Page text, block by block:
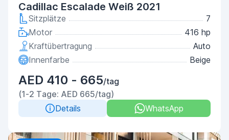
Cadillac Escalade Weiß 2021
Sitzplätze
7
Motor
416 hp
Kraftübertragung
Auto
Innenfarbe
Beige
AED 410 - 665/tag
(1-2 Tage: AED 665/tag)
Details
WhatsApp